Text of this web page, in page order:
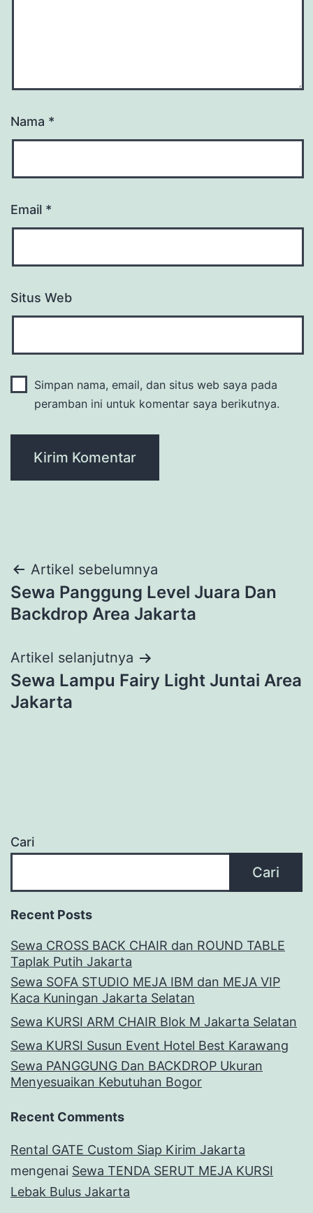
Nama *
Email *
Situs Web
Simpan nama, email, dan situs web saya pada
peramban ini untuk komentar saya berikutnya.
Navigasi
pos
Artikel sebelumnya
Sewa Panggung Level Juara Dan
Backdrop Area Jakarta
Artikel selanjutnya
Sewa Lampu Fairy Light Juntai Area
Jakarta
Cari
Cari
Recent Posts
Sewa CROSS BACK CHAIR dan ROUND TABLE
Taplak Putih Jakarta
Sewa SOFA STUDIO MEJA IBM dan MEJA VIP
Kaca Kuningan Jakarta Selatan
Sewa KURSI ARM CHAIR Blok M Jakarta Selatan
Sewa KURSI Susun Event Hotel Best Karawang
Sewa PANGGUNG Dan BACKDROP Ukuran
Menyesuaikan Kebutuhan Bogor
Recent Comments
Rental GATE Custom Siap Kirim Jakarta
mengenai Sewa TENDA SERUT MEJA KURSI
Lebak Bulus Jakarta